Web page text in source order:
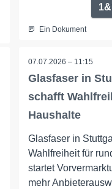
Ein Dokument
07.07.2026 – 11:15
Glasfaser in
schafft
Haushalte
Glasfaser in
Wahlfreiheit für
startet
mehr